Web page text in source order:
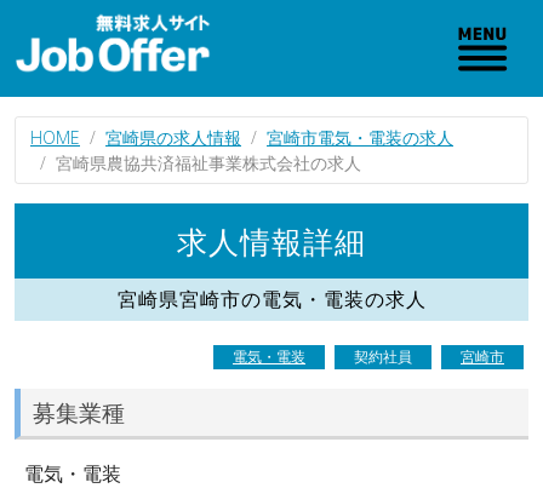
HOME 宮崎県の求人情報
宮崎市電気・電装の求人
宮崎県農協共済福祉事業株式会社の求人
求人情報詳細
宮崎県宮崎市の電気・電装の求人
電気・電装 契約社員 宮崎市
募集業種
電気・電装